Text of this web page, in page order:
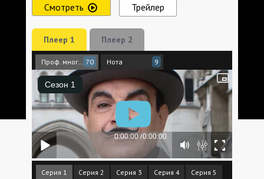
Смотреть Трейлер
Плеер 1 Плеер 2
70 Нота 9
Серия 1 Серия 2 Серия 3 Серия 4
Серия 5